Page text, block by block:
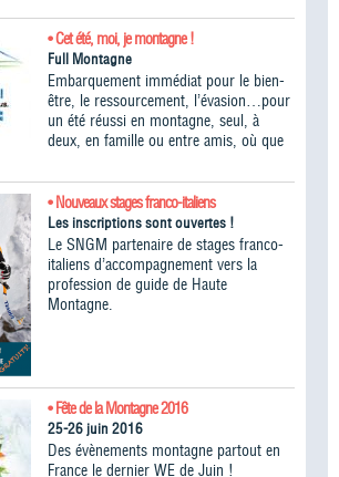
• Cet été, moi, je montagne !
Full Montagne
Embarquement immédiat pour le bien-
être, le ressourcement, l’évasion…pour
un été réussi en montagne, seul, à
deux, en famille ou entre amis, où que
• Nouveaux stages franco-italiens
Les inscriptions sont ouvertes !
Le SNGM partenaire de stages franco-
italiens d’accompagnement vers la
profession de guide de Haute
Montagne.
• Fête de la Montagne 2016
25-26 juin 2016
Des évènements montagne partout en
France le dernier WE de Juin !